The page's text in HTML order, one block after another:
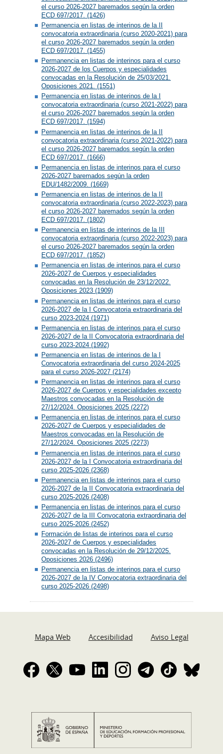
el curso 2026-2027 baremados según la orden
ECD 697/2017. (1426)
Permanencia en listas de interinos de la II
convocatoria extraordinaria (curso 2020-2021) para
el curso 2026-2027 baremados según la orden
ECD 697/2017. (1455)
Permanencia en listas de interinos para el curso
2026-2027 de los Cuerpos y especialidades
convocadas en la Resolución de 25/03/2021.
Oposiciones 2021. (1551)
Permanencia en listas de interinos de la I
convocatoria extraordinaria (curso 2021-2022) para
el curso 2026-2027 baremados según la orden
ECD 697/2017. (1594)
Permanencia en listas de interinos de la II
convocatoria extraordinaria (curso 2021-2022) para
el curso 2026-2027 baremados según la orden
ECD 697/2017. (1666)
Permanencia en listas de interinos para el curso
2026-2027 baremados según la orden
EDU/1482/2009. (1669)
Permanencia en listas de interinos de la II
convocatoria extraordinaria (curso 2022-2023) para
el curso 2026-2027 baremados según la orden
ECD 697/2017. (1802)
Permanencia en listas de interinos de la III
convocatoria extraordinaria (curso 2022-2023) para
el curso 2026-2027 baremados según la orden
ECD 697/2017. (1852)
Permanencia en listas de interinos para el curso
2026-2027 de Cuerpos y especialidades
convocadas en la Resolución de 23/12/2022.
Oposiciones 2023 (1909)
Permanencia en listas de interinos para el curso
2026-2027 de la I Convocatoria extraordinaria del
curso 2023-2024 (1971)
Permanencia en listas de interinos para el curso
2026-2027 de la II Convocatoria extraordinaria del
curso 2023-2024 (1992)
Permanencia en listas de interinos de la I
Convocatoria extraordinaria del curso 2024-2025
para el curso 2026-2027 (2174)
Permanencia en listas de interinos para el curso
2026-2027 de Cuerpos y especialidades excepto
Maestros convocadas en la Resolución de
27/12/2024. Oposiciones 2025 (2272)
Permanencia en listas de interinos para el curso
2026-2027 de Cuerpos y especialidades de
Maestros convocadas en la Resolución de
27/12/2024. Oposiciones 2025 (2273)
Permanencia en listas de interinos para el curso
2026-2027 de la I Convocatoria extraordinaria del
curso 2025-2026 (2368)
Permanencia en listas de interinos para el curso
2026-2027 de la II Convocatoria extraordinaria del
curso 2025-2026 (2408)
Permanencia en listas de interinos para el curso
2026-2027 de la III Convocatoria extraordinaria del
curso 2025-2026 (2452)
Formación de listas de interinos para el curso
2026-2027 de Cuerpos y especialidades
convocadas en la Resolución de 29/12/2025.
Oposiciones 2026 (2496)
Permanencia en listas de interinos para el curso
2026-2027 de la IV Convocatoria extraordinaria del
curso 2025-2026 (2498)
Mapa Web Accesibilidad Aviso Legal